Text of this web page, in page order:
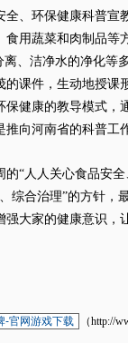
、环保健康科普宣
用蔬菜和肉制品等
离、洁净水的净化等
课件，生动地授课
健康的教导模式，
向河南省的科普工
人人关心食品安全
综合治理”的方针，
大家的健康意识，
-官网游戏下载 （http://